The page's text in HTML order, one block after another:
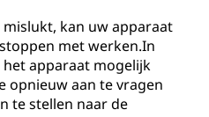
kan uw apparaat
met werken.In
apparaat mogelijk
opnieuw aan te vragen
te stellen naar de